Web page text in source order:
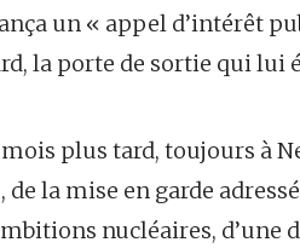
un « appel d’intérêt
la porte de sortie qui lui
plus tard, toujours à
la mise en garde
nucléaires,